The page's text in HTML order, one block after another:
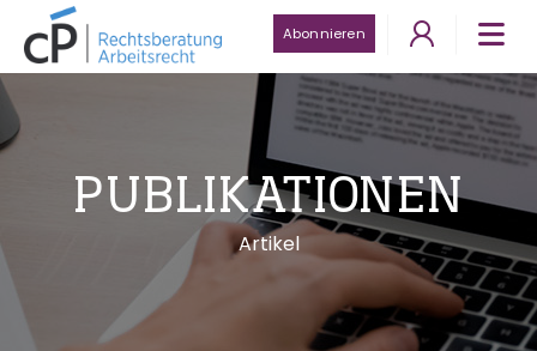
Abonnieren
PUBLIKATIONEN
Artikel